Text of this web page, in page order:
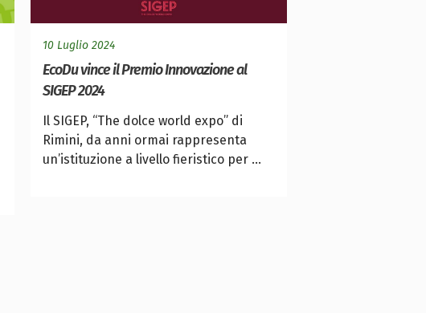
10 Luglio 2024
EcoDu vince il Premio Innovazione al
SIGEP 2024
Il SIGEP, “The dolce world expo” di
Rimini, da anni ormai rappresenta
un’istituzione a livello fieristico per ...